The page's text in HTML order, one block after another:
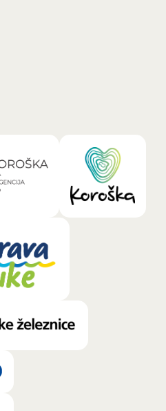
RRA
Pohorje
Nomago